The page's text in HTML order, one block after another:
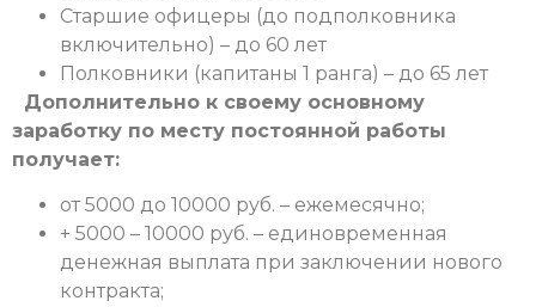
Старшие офицеры (до подполковника
включительно) – до 60 лет
Полковники (капитаны 1 ранга) – до 65 лет
Дополнительно к своему основному
заработку по месту постоянной работы
получает:
от 5000 до 10000 руб. – ежемесячно;
+ 5000 – 10000 руб. – единовременная
денежная выплата при заключении нового
контракта;